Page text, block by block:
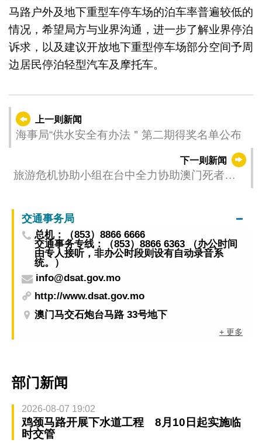
马路户外及地下重型车停车场的泊车率普遍较低的
情况，希望局方与业界沟通，进一步了解业界停泊
诉求，以及建议开放地下重型停车场部分空间予周
边居民停泊轻型汽车及摩托车。
上一则新闻
海事局“供水安全有办法＂第二期得奖名单公布
下一则新闻
旅游危机协助小组在台中全力协助澳门死者家
交通事务局
总机：（853）8866 6666
交通事务专线：（853）8866 6363 （办公时间
由专人接听，非办公时段则设有自动录音系
统。）
info@dsat.gov.mo
http://www.dsat.gov.mo
澳门马交石炮台马路 33号地下
+ 更多
部门新闻
2026-08-07 19:02
鸡颈马路开展下水道工程 8月10日起实施临
时交管